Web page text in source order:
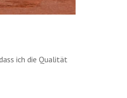
ich die Qualität